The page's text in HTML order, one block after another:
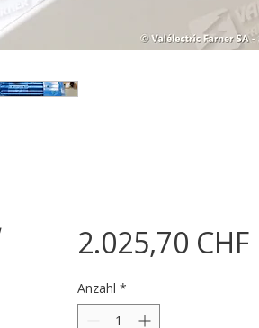
2.025,70 CHF
Anzahl *